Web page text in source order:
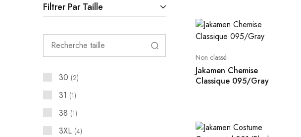
Non classé
Jakamen Chemise
Classique 095/Gray
Filtrer Par Taille
30 2
31 1
38 1
3XL 4